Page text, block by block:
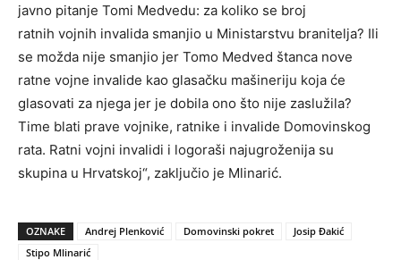
javno pitanje Tomi Medvedu: za koliko se broj
ratnih vojnih invalida smanjio u Ministarstvu branitelja? Ili
se možda nije smanjio jer Tomo Medved štanca nove
ratne vojne invalide kao glasačku mašineriju koja će
glasovati za njega jer je dobila ono što nije zaslužila?
Time blati prave vojnike, ratnike i invalide Domovinskog
rata. Ratni vojni invalidi i logoraši najugroženija su
skupina u Hrvatskoj“, zaključio je Mlinarić.
OZNAKE Andrej Plenković Domovinski pokret
Josip Đakić
Stipo Mlinarić